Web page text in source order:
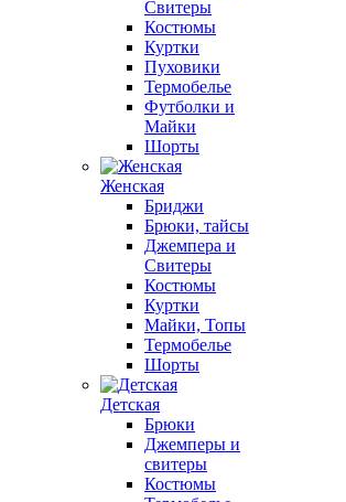
Свитеры
Костюмы
Куртки
Пуховики
Термобелье
Футболки и
Майки
Шорты
Женская
Бриджи
Брюки, тайсы
Джемпера и
Свитеры
Костюмы
Куртки
Майки, Топы
Термобелье
Шорты
Детская
Брюки
Джемперы и
свитеры
Костюмы